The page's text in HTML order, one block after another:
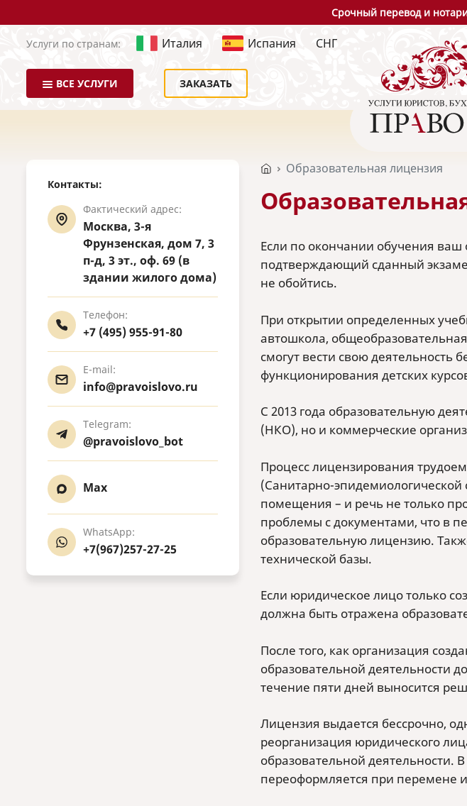
Срочный перевод и
Услуги по странам: Италия Испания СНГ
ВСЕ УСЛУГИ ЗАКАЗАТЬ
Контакты:
Фактический адрес:
Москва, 3-я
Фрунзенская, дом 7, 3
п-д, 3 эт., оф. 69 (в
здании жилого дома)
Телефон:
+7 (495) 955-91-80
E-mail:
info@pravoislovo.ru
Telegram:
@pravoislovo_bot
Max
WhatsApp:
+7(967)257-27-25
Образовательная лицензия
Если по окончании обучения ваш
подтверждающий сданный
не обойтись.
При открытии определенных
автошкола,
смогут вести свою
функционирования детских
С 2013 года образовательную
(НКО), но и коммерческие
Процесс лицензирования
(Санитарно-
помещения – и речь не только
проблемы с документами, что в
образовательную лицензию.
технической базы.
Если юридическое лицо только
должна быть отражена
После того, как организация
образовательной деятельности
течение пяти дней выносится
Лицензия выдается бессрочно,
реорганизация юридического
образовательной
переоформляется при перемене